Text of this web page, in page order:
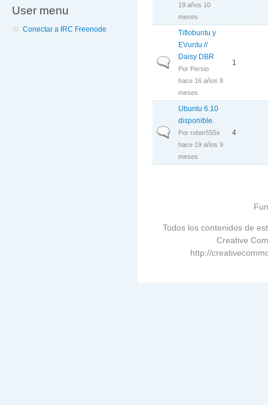
User menu
Conectar a IRC Freenode
19 años 10
meses
Discusión normal
Tiflobuntu y
EVuntu //
Daisy DBR
Por Persio
hace 16 años 8
meses
1
Discusión normal
Ubuntu 6.10
disponible.
Porrober555x
hace 19 años 9
meses
4
Todos los contenidos de
Creative
http://